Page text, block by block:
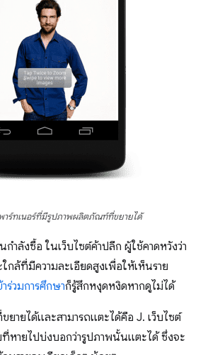
าร์ทเนอร์ที่มีรูปภาพผลิตภัณฑ์ที่ขยายได้
ำลังซื้อ ในเว็บไซต์ค้าปลีก ผู้ใช้คาดหวังว่า
ล้ที่มีความละเอียดสูงเพื่อให้เห็นราย
าร่วมการศึกษาก็รู้สึกหงุดหงิดหากดูไม่ได้
ยายได้และสามารถแตะได้คือ J. เว็บไซต์
หายไปบ่งบอกว่ารูปภาพนั้นแตะได้ ซึ่งจะ